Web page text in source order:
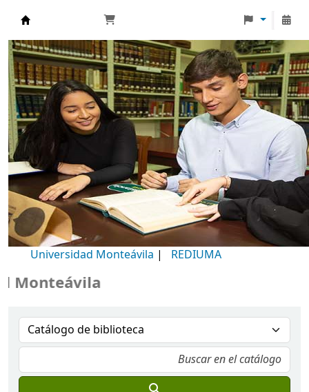
Biblioteca Universidad Monteávila
Universidad Monteávila | REDIUMA